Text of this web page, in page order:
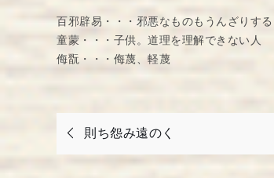
百邪辟易・・・邪悪なものもうんざりする
童蒙・・・子供。道理を理解できない人
侮翫・・・侮蔑、軽蔑
投
稿
則ち怨み遠のく